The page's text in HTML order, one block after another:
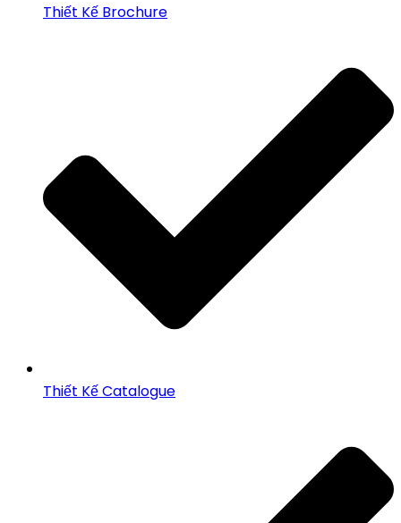
Thiết Kế Brochure
Thiết Kế Catalogue